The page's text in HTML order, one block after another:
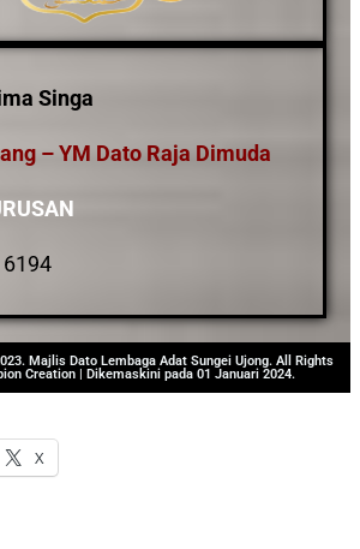
Singa
– YM Dato Raja Dimuda
6194
Majlis Dato Lembaga Adat Sungei Ujong. All Rights
Creation | Dikemaskini pada 01 Januari 2024.
X